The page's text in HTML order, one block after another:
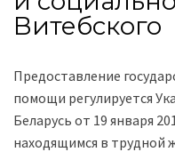
Витебского
Предоставление
помощи регулируется
Беларусь от 19 января
находящимся в трудной